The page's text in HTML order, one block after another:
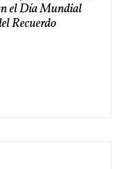
el Día Mundial
Recuerdo